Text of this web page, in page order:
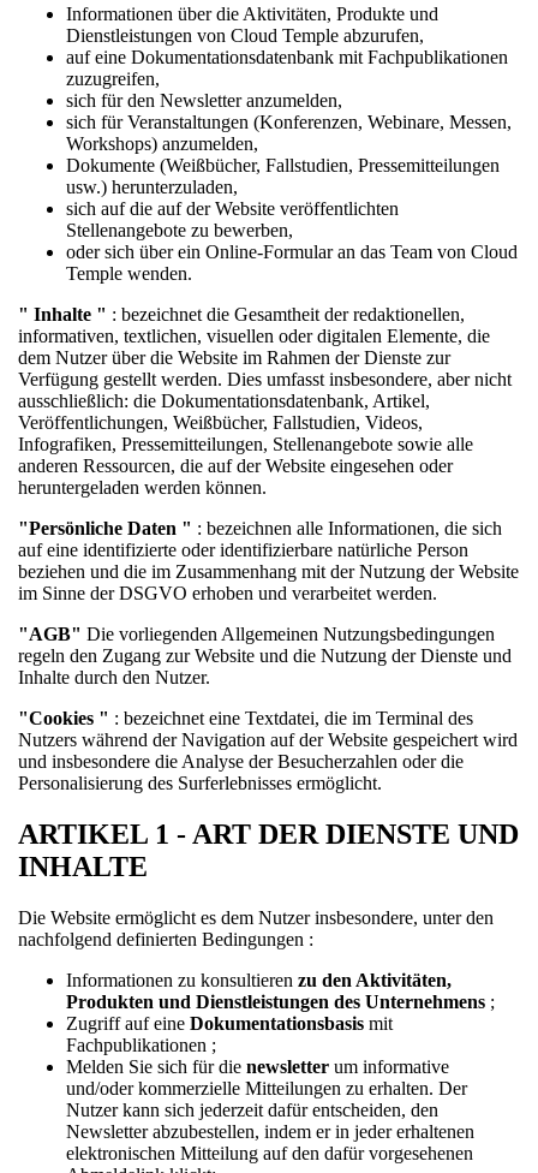
Informationen über die Aktivitäten, Produkte und
Dienstleistungen von Cloud Temple abzurufen,
auf eine Dokumentationsdatenbank mit Fachpublikationen
zuzugreifen,
sich für den Newsletter anzumelden,
sich für Veranstaltungen (Konferenzen, Webinare, Messen,
Workshops) anzumelden,
Dokumente (Weißbücher, Fallstudien, Pressemitteilungen
usw.) herunterzuladen,
sich auf die auf der Website veröffentlichten
Stellenangebote zu bewerben,
oder sich über ein Online-Formular an das Team von Cloud
Temple wenden.
" Inhalte " : bezeichnet die Gesamtheit der redaktionellen,
informativen, textlichen, visuellen oder digitalen Elemente, die
dem Nutzer über die Website im Rahmen der Dienste zur
Verfügung gestellt werden. Dies umfasst insbesondere, aber nicht
ausschließlich: die Dokumentationsdatenbank, Artikel,
Veröffentlichungen, Weißbücher, Fallstudien, Videos,
Infografiken, Pressemitteilungen, Stellenangebote sowie alle
anderen Ressourcen, die auf der Website eingesehen oder
heruntergeladen werden können.
"Persönliche Daten " : bezeichnen alle Informationen, die sich
auf eine identifizierte oder identifizierbare natürliche Person
beziehen und die im Zusammenhang mit der Nutzung der Website
im Sinne der DSGVO erhoben und verarbeitet werden.
"AGB" Die vorliegenden Allgemeinen Nutzungsbedingungen
regeln den Zugang zur Website und die Nutzung der Dienste und
Inhalte durch den Nutzer.
"Cookies " : bezeichnet eine Textdatei, die im Terminal des
Nutzers während der Navigation auf der Website gespeichert wird
und insbesondere die Analyse der Besucherzahlen oder die
Personalisierung des Surferlebnisses ermöglicht.
ARTIKEL 1 - ART DER DIENSTE UND
INHALTE
Die Website ermöglicht es dem Nutzer insbesondere, unter den
nachfolgend definierten Bedingungen :
Informationen zu konsultieren zu den Aktivitäten,
Produkten und Dienstleistungen des Unternehmens ;
Zugriff auf eine Dokumentationsbasis mit
Fachpublikationen ;
Melden Sie sich für die newsletter um informative
und/oder kommerzielle Mitteilungen zu erhalten. Der
Nutzer kann sich jederzeit dafür entscheiden, den
Newsletter abzubestellen, indem er in jeder erhaltenen
elektronischen Mitteilung auf den dafür vorgesehenen